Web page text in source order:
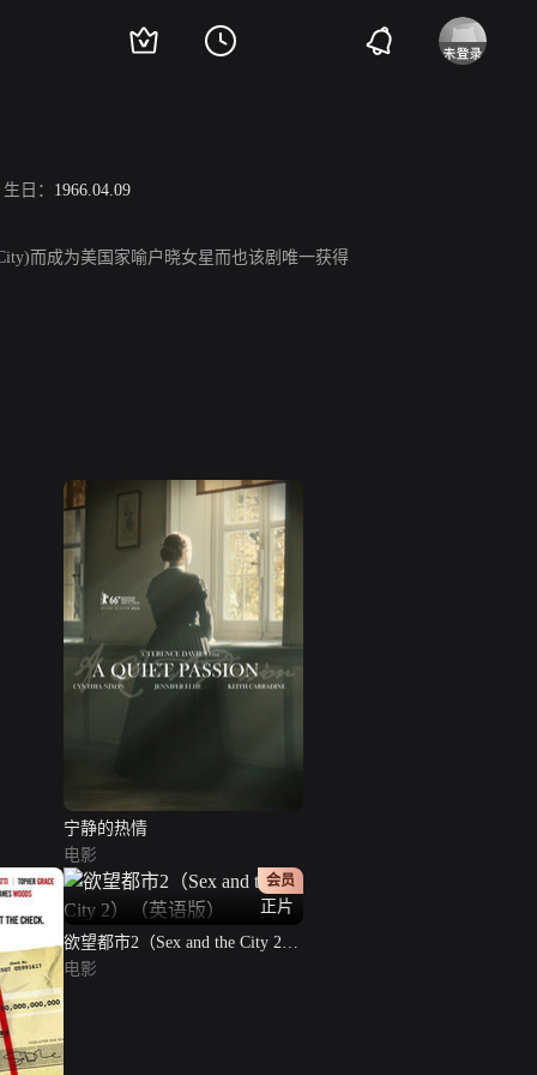
生日： 1966.04.09
而成为美国家喻户晓女星而也该剧唯一获得
宁静的热情
电影
正片
会员
欲望都市2（Sex and the City 2）
（英语版）
电影